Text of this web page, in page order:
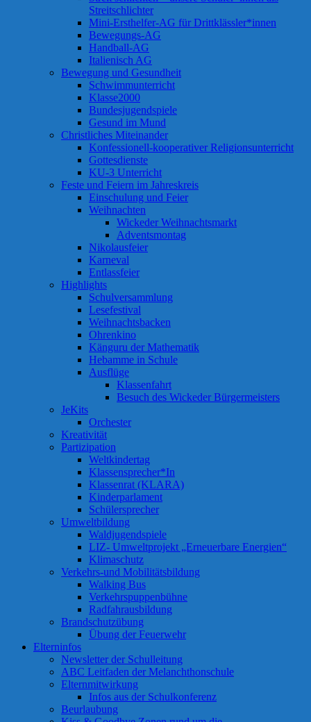
Streitschlichter
Mini-Ersthelfer-AG für Drittklässler*innen
Bewegungs-AG
Handball-AG
Italienisch AG
Bewegung und Gesundheit
Schwimmunterricht
Klasse2000
Bundesjugendspiele
Gesund im Mund
Christliches Miteinander
Konfessionell-kooperativer Religionsunterricht
Gottesdienste
KU-3 Unterricht
Feste und Feiern im Jahreskreis
Einschulung und Feier
Weihnachten
Wickeder Weihnachtsmarkt
Adventsmontag
Nikolausfeier
Karneval
Entlassfeier
Highlights
Schulversammlung
Lesefestival
Weihnachtsbacken
Ohrenkino
Känguru der Mathematik
Hebamme in Schule
Ausflüge
Klassenfahrt
Besuch des Wickeder Bürgermeisters
JeKits
Orchester
Kreativität
Partizipation
Weltkindertag
Klassensprecher*In
Klassenrat (KLARA)
Kinderparlament
Schülersprecher
Umweltbildung
Waldjugendspiele
LIZ- Umweltprojekt „Erneuerbare Energien“
Klimaschutz
Verkehrs-und Mobilitätsbildung
Walking Bus
Verkehrspuppenbühne
Radfahrausbildung
Brandschutzübung
Übung der Feuerwehr
Elterninfos
Newsletter der Schulleitung
ABC Leitfaden der Melanchthonschule
Elternmitwirkung
Infos aus der Schulkonferenz
Beurlaubung